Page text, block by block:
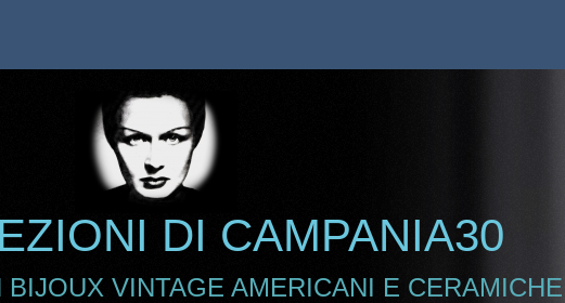
DI CAMPANIA30
VINTAGE AMERICANI E